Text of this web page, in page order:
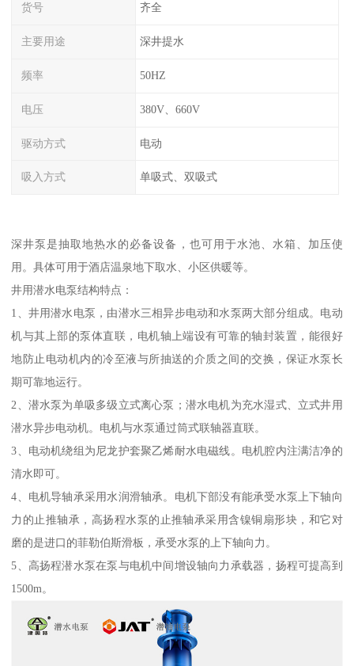
货号 齐全
主要用途 深井提水
频率 50HZ
电压 380V、660V
驱动方式 电动
吸入方式 单吸式、双吸式
深井泵是抽取地热水的必备设备，也可用于水池、水箱、加压使
用。具体可用于酒店温泉地下取水、小区供暖等。
井用潜水电泵结构特点：
1、井用潜水电泵，由潜水三相异步电动和水泵两大部分组成。电动
机与其上部的泵体直联，电机轴上端设有可靠的轴封装置，能很好
地防止电动机内的冷至液与所抽送的介质之间的交换，保证水泵长
期可靠地运行。
2、潜水泵为单吸多级立式离心泵；潜水电机为充水湿式、立式井用
潜水异步电动机。电机与水泵通过筒式联轴器直联。
3、电动机绕组为尼龙护套聚乙烯耐水电磁线。电机腔内注满洁净的
清水即可。
4、电机导轴承采用水润滑轴承。电机下部没有能承受水泵上下轴向
力的止推轴承，高扬程水泵的止推轴承采用含镍铜扇形块，和它对
磨的是进口的菲勒伯斯滑板，承受水泵的上下轴向力。
5、高扬程潜水泵在泵与电机中间增设轴向力承载器，扬程可提高到
1500m。